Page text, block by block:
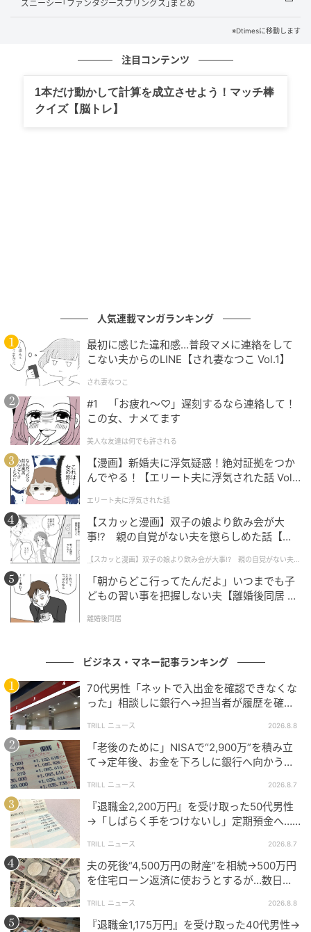
同プログラムはLINEヤフーが、広告代理店やサービス
デベロッパーを対象に「Sales Partner」「Technology
「Industry Solution Partner」の各カテゴリーで認定
を行う制度です。
今回認定を受けたのは、「LINE公式アカウント」
LINEヤフー Partner Programの認定制度
「LINEヤフー Partner Program」は、LINEおよび
Yahoo! JAPANを活用したマーケティング・CX課題の解
決を推進することを目的に設けられた認定制度です。
「Sales Partner（認定Partner、Store Promotion
Partner、Ads Operation Badge、Ads Policy
Badge）」「Technology Partner（コミュニケーショ
ン部門、販促部門、LINEミニアプリ部門）」
「Network Partner（Display Ad Network Partner、
Search Ad Network Partner）」「Adtech
Partner（効果測定認定パートナー）」「Industry
Solution Partner（Education Partner）」の各カテゴ
それぞれのカテゴリーは対応する専門領域に特化した
審査のもとで認定が進み、マーケティング支援からAPI
技術開発まで幅広い領域のパートナーが名を連ねてい
ます。
LINEミニアプリ部門の役割
「Technology Partner」のLINEミニアプリ部門は、よ
り優れたユーザー体験と企業DXに貢献するLINEミニア
プリの開発を推進するパートナーが対象となります。
ズニーシー｢ファンタジースプリングス｣まとめ
※Dtimesに移動します
注目コンテンツ
1本だけ動かして計算を成立させよう！マッチ棒
クイズ【脳トレ】
人気連載マンガランキング
最初に感じた違和感…普段マメに連絡をして
こない夫からのLINE【され妻なつこ Vol.1】
され妻なつこ
#1 「お疲れ〜♡」遅刻するなら連絡して！
この女、ナメてます
美人な友達は何でも許される
【漫画】新婚夫に浮気疑惑！絶対証拠をつか
んでやる！【エリート夫に浮気された話 Vol.
エリート夫に浮気された話
【スカッと漫画】双子の娘より飲み会が大
事!? 親の自覚がない夫を懲らしめた話【第1
【スカッと漫画】双子の娘より飲み会が大事!? 親の自覚がない夫を
懲らしめた話
「朝からどこ行ってたんだよ」いつまでも子
どもの習い事を把握しない夫【離婚後同居 Vo
離婚後同居
ビジネス・マネー記事ランキング
70代男性「ネットで入出金を確認できなくな
った」相談しに銀行へ→担当者が履歴を確認
TRILL ニュース 2026.8.8
「老後のために」NISAで“2,900万”を積み立
て→定年後、お金を下ろしに銀行へ向かう
TRILL ニュース 2026.8.7
『退職金2,200万円』を受け取った50代男性
→「しばらく手をつけないし」定期預金へ…4
TRILL ニュース 2026.8.7
夫の死後“4,500万円の財産”を相続→500万円
を住宅ローン返済に使おうとするが…数日
TRILL ニュース 2026.8.8
『退職金1,175万円』を受け取った40代男性→